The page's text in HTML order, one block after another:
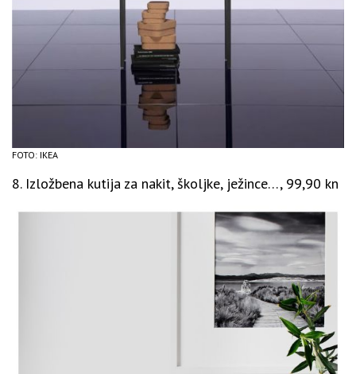
FOTO: IKEA
8. Izložbena kutija za nakit, školjke, ježince…, 99,90 kn